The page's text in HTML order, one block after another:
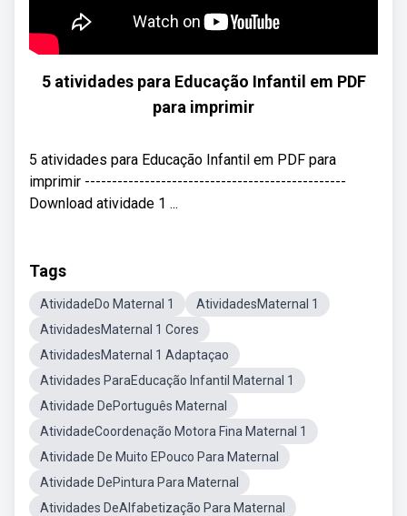
5 atividades para Educação Infantil em PDF
para imprimir
5 atividades para Educação Infantil em PDF para
imprimir ------------------------------------------------
Download atividade 1 ...
Tags
AtividadeDo Maternal 1
AtividadesMaternal 1
AtividadesMaternal 1 Cores
AtividadesMaternal 1 Adaptaçao
Atividades ParaEducação Infantil Maternal 1
Atividade DePortuguês Maternal
AtividadeCoordenação Motora Fina Maternal 1
Atividade De Muito EPouco Para Maternal
Atividade DePintura Para Maternal
Atividades DeAlfabetização Para Maternal